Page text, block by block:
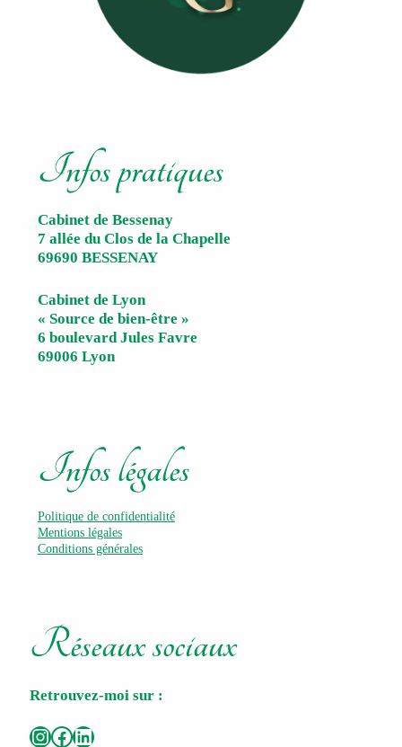
Infos pratiques
Cabinet de Bessenay
7 allée du Clos de la Chapelle
69690 BESSENAY
Cabinet de Lyon
« Source de bien-être »
6 boulevard Jules Favre
69006 Lyon
Infos légales
Politique de confidentialité
Mentions légales
Conditions générales
Réseaux sociaux
Retrouvez-moi sur :
InstagramFacebook LinkedIn